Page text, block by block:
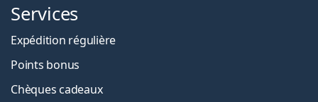
Services
Expédition régulière
Points bonus
Chèques cadeaux